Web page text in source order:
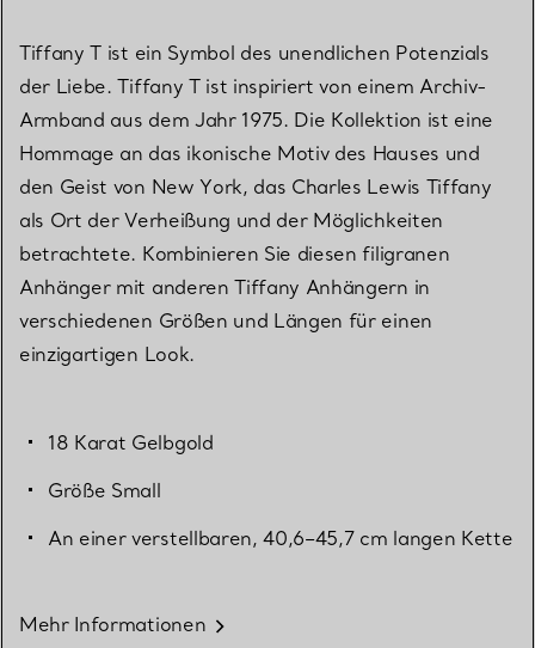
Tiffany T ist ein Symbol des unendlichen Potenzials
der Liebe. Tiffany T ist inspiriert von einem Archiv-
Armband aus dem Jahr 1975. Die Kollektion ist eine
Hommage an das ikonische Motiv des Hauses und
den Geist von New York, das Charles Lewis Tiffany
als Ort der Verheißung und der Möglichkeiten
betrachtete. Kombinieren Sie diesen filigranen
Anhänger mit anderen Tiffany Anhängern in
verschiedenen Größen und Längen für einen
einzigartigen Look.
18 Karat Gelbgold
Größe Small
An einer verstellbaren, 40,6–45,7 cm langen Kette
Mehr Informationen